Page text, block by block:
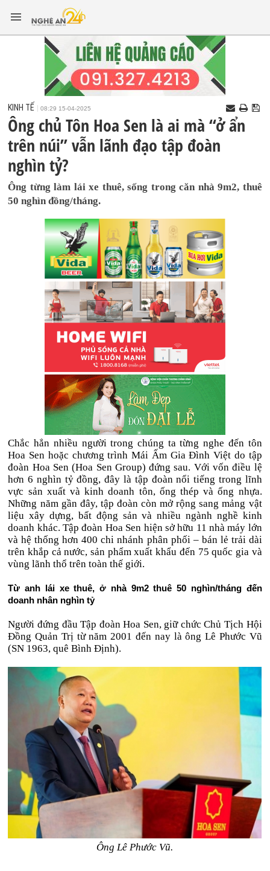
KINH TẾ 08:29 15-04-2025
Ông chủ Tôn Hoa Sen là ai mà “ở ẩn
trên núi” vẫn lãnh đạo tập đoàn
nghìn tỷ?
Ông từng làm lái xe thuê, sống trong căn nhà 9m2, thuê
50 nghìn đồng/tháng.
Chắc hẳn nhiều người trong chúng ta từng nghe đến tôn
Hoa Sen hoặc chương trình Mái Ấm Gia Đình Việt do tập
đoàn Hoa Sen (Hoa Sen Group) đứng sau. Với vốn điều lệ
hơn 6 nghìn tỷ đồng, đây là tập đoànnổi tiếng trong lĩnh
vực sản xuất và kinh doanh tôn, ống thép và ống nhựa.
Những năm gần đây, tập đoàn còn mở rộng sang mảng vật
liệu xây dựng, bất động sản và nhiều ngành nghề kinh
doanh khác. Tập đoàn Hoa Sen hiện sở hữu 11 nhà máy lớn
và hệ thống hơn 400 chi nhánh phân phối – bán lẻ trải dài
trên khắp cả nước, sản phẩm xuất khẩu đến 75 quốc gia và
vùng lãnh thổ trên toàn thế giới.
Từ anh lái xe thuê, ở nhà 9m2 thuê 50 nghìn/tháng đến
doanh nhân nghìn tỷ
Người đứng đầuTập đoàn Hoa Sen, giữ chứcChủ Tịch Hội
Đồng Quản Trị từ năm 2001 đến nay là ông Lê Phước Vũ
(SN 1963, quê Bình Định).
Ông Lê Phước Vũ.